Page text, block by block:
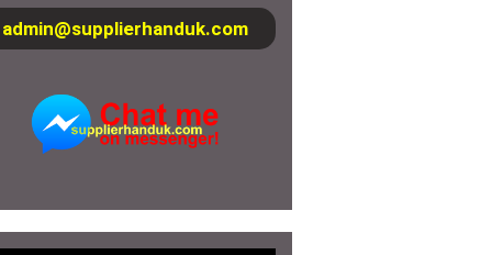
admin@supplierhanduk.com